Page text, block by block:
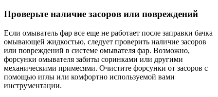
Проверьте наличие засоров или повреждений
Если омыватель фар все еще не работает после заправки бачка
омывающей жидкостью, следует проверить наличие засоров
или повреждений в системе омывателя фар. Возможно,
форсунки омывателя забиты соринками или другими
механическими примесями. Очистите форсунки от засоров с
помощью иглы или комфортно используемой вами
инструментации.